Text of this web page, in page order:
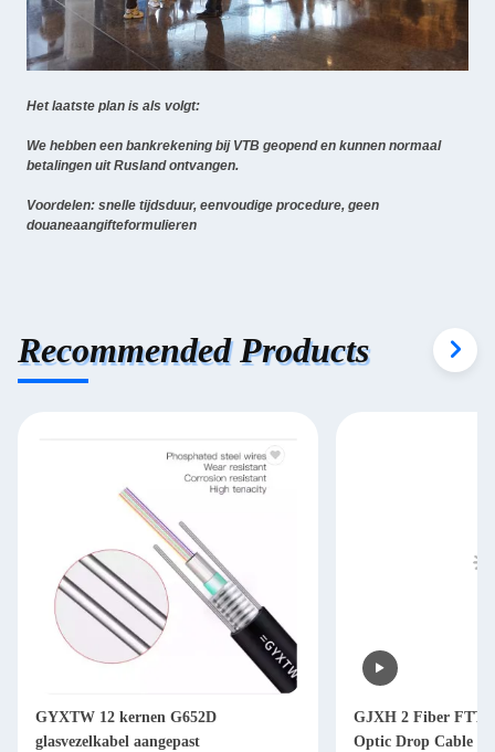
Het laatste plan is als volgt:
We hebben een bankrekening bij VTB geopend en kunnen normaal
betalingen uit Rusland ontvangen.
Voordelen: snelle tijdsduur, eenvoudige procedure, geen
douaneaangifteformulieren
Recommended Products
GYXTW 12 kernen G652D
glasvezelkabel aangepast
GJXH 2 Fiber
Optic Drop Cable